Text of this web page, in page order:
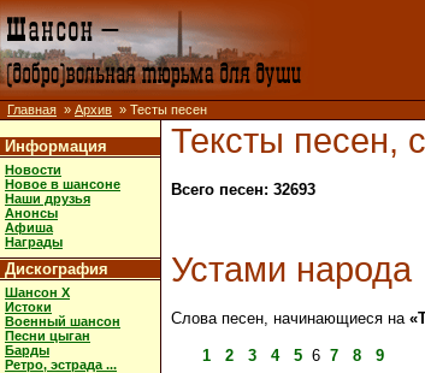
Главная » Архив » Тесты песен
Информация
Новости
Новое в шансоне
Наши друзья
Анонсы
Афиша
Награды
Дискография
Шансон X
Истоки
Военный шансон
Песни цыган
Барды
Ретро, эстрада ...
Тексты песен,
Всего песен: 32693
Устами народа
Слова песен, начинающиеся на
1 2 3 4 5 6 7 8
9